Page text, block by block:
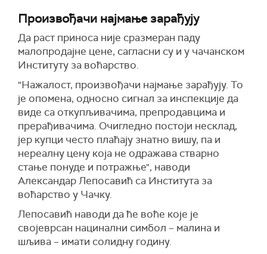
Произвођачи најмање зарађују
Да раст приноса није сразмеран паду
малопродајне цене, сагласни су и у чачанском
Институту за воћарство.
"Нажалост, произвођачи најмање зарађују. То
је опомена, односно сигнал за инспекције да
виде са откупљивачима, препродавцима и
прерађивачима. Очигледно постоји несклад,
јер купци често плаћају знатно вишу, па и
нереалну цену која не одражава стварно
стање понуде и потражње", наводи
Александар Лепосавић са Института за
воћарство у Чачку.
Лепосавић наводи да ће воће које је
својеврсан нацинални симбол – малина и
шљива – имати солидну годину.